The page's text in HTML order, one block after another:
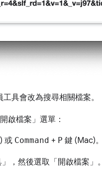
工具會改為搜尋相關檔案。
啟檔案」 選單：
或 Command + P 鍵 (Mac)。
，然後選取「開啟檔案」 。